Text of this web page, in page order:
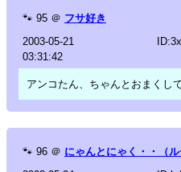
🐾 95 ＠ フサ好き
2003-05-21
03:31:42
アンコたん、ちゃんとおまくし
🐾 96 ＠ にゃんとにゃく・・（ル